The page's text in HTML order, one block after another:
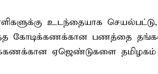
உடந்தையாக
கோடிக்கணக்கான பணத்தை
ஏஜெண்டுகளை தமிழகம்